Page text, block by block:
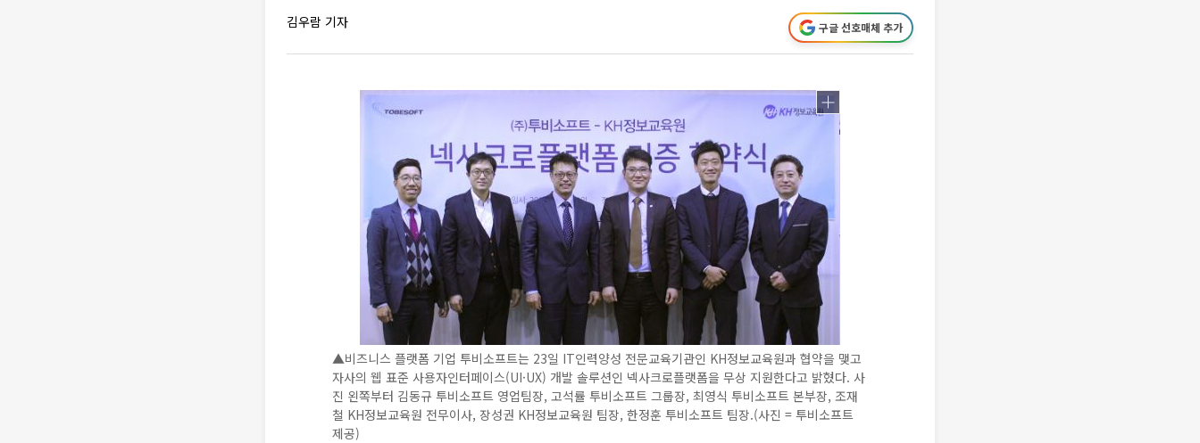
김우람 기자 구글 선호매체 추가
▲비즈니스 플랫폼 기업 투비소프트는 23일 IT인력양성 전문교육기관인 KH정보교육원과 협약을 맺고
자사의 웹 표준 사용자인터페이스(UI·UX) 개발 솔루션인 넥사크로플랫폼을 무상 지원한다고 밝혔다. 사
진 왼쪽부터 김동규 투비소프트 영업팀장, 고석률 투비소프트 그룹장, 최영식 투비소프트 본부장, 조재
철 KH정보교육원 전무이사, 장성권 KH정보교육원 팀장, 한정훈 투비소프트 팀장.(사진 = 투비소프트
제공)